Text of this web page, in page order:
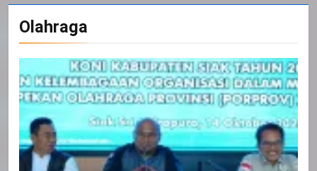
Olahraga